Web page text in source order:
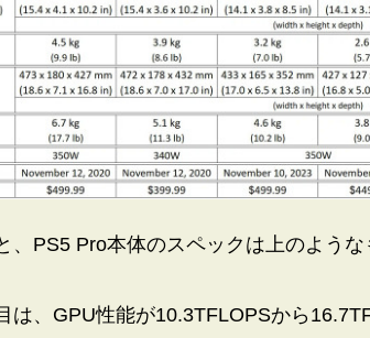
PS5 Pro本体のスペックは上のような
、GPU性能が10.3TFLOPSから